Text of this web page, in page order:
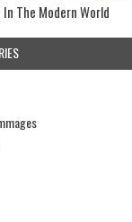
The Modern World